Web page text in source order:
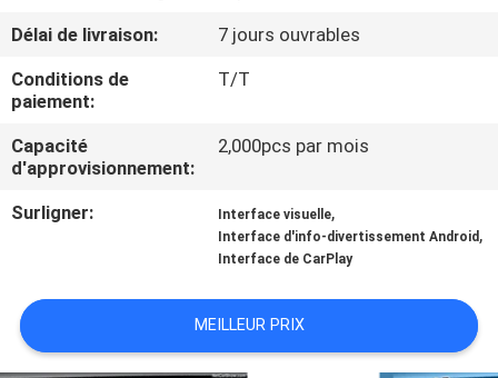
DE
QUALITÉ
CONTACTEZ-
NOUS
CAS
Délai de livraison:
7 jours ouvrables
Conditions de
paiement:
T/T
Capacité
d'approvisionnement:
2,000pcs par mois
Surligner: Interface visuelle,
Interface d'info-divertissement Android ,
Interface de CarPlay
MEILLEUR PRIX